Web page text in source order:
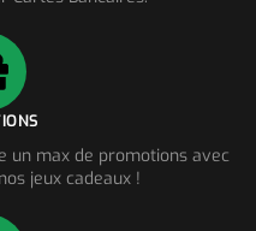
un max de promotions avec
jeux cadeaux !